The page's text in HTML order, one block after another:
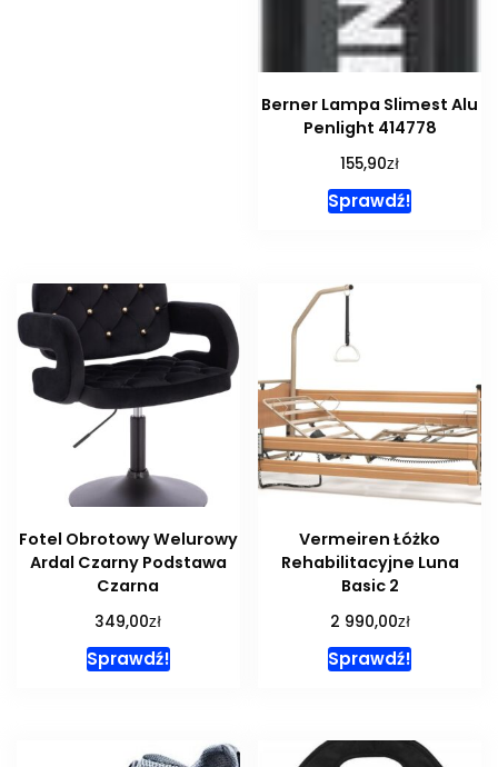
Berner Lampa Slimest Alu
Penlight 414778
155,90zł
Sprawdź!
Fotel Obrotowy Welurowy
Ardal Czarny Podstawa
Czarna
349,00zł
Sprawdź!
Vermeiren Łóżko
Rehabilitacyjne Luna
Basic 2
2 990,00zł
Sprawdź!